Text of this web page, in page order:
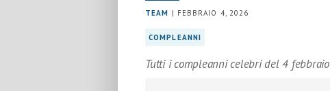
TEAM | FEBBRAIO 4, 2026
COMPLEANNI
Tutti i compleanni celebri del 4 febbraio